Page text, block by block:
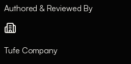
Authored & Reviewed By
Tufe Company